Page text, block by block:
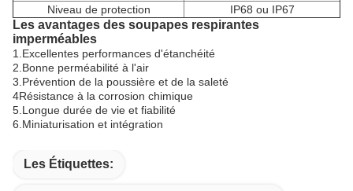
Niveau de protection
IP68 ou IP67
Les avantages des soupapes respirantes
imperméables
1.Excellentes performances d'étanchéité
2.Bonne perméabilité à l'air
3.Prévention de la poussière et de la saleté
4Résistance à la corrosion chimique
5.Longue durée de vie et fiabilité
6.Miniaturisation et intégration
Les Étiquettes: